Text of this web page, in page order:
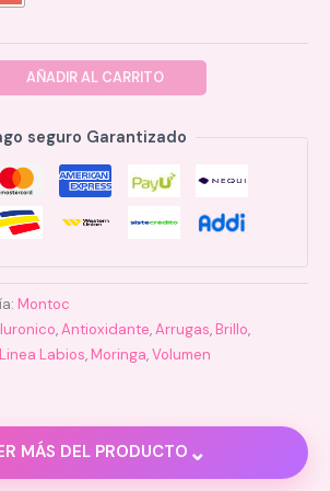
AÑADIR AL CARRITO
seguro Garantizado
Montoc
,Antioxidante,Arrugas, Brillo,
Linea Labios, Moringa,Volumen
MÁS DEL PRODUCTO ⌄